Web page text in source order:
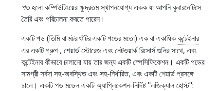
পডহলো কম্পিউটিংয়ের ক্ষুদ্রতম স্থাপনযোগ্য একক যা আপনি কুবারনেটিসে
তৈরি এবং পরিচালনা করতে পারেন।
একটি পড (তিমি বা মটর শুঁটির একটি পডের মতো) এক বা একাধিককন্টেইনার
এর একটি গ্রুপ , শেয়ার্ড স্টোরেজ এবং নেটওয়ার্ক রিসোর্স গুলির সাথে, এবং
কন্টেইনার কীভাবে চালানো যায় তার জন্য একটি স্পেসিফিকেশন। একটি পডের
সামগ্রী সর্বদা সহ-অবস্থিত এবং সহ-নির্ধারিত, এবং একটি শেয়ার্ড প্রসঙ্গে
চালে। একটি পড মডেল একটি অ্যাপ্লিকেশন-নির্দিষ্ট "লজিক্যাল হোস্ট":